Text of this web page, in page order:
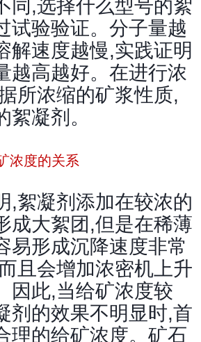
同,选择什么型号的絮
试验验证。分子量越
解速度越慢,实践证明
越高越好。在进行浓
所浓缩的矿浆性质,
凝剂。
浓度的关系
,絮凝剂添加在较浓的
成大絮团,但是在稀薄
易形成沉降速度非常
且会增加浓密机上升
因此,当给矿浓度较
剂的效果不明显时,首
理的给矿浓度。矿石